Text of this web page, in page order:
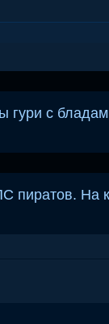
гури с
пиратов. На